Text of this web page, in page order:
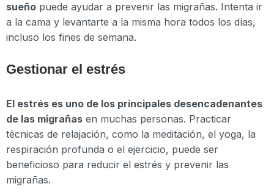
sueño puede ayudar a prevenir las migrañas. Intenta ir
a la cama y levantarte a la misma hora todos los días,
incluso los fines de semana.
Gestionar el estrés
El estrés es uno de los principales desencadenantes
de las migrañas en muchas personas. Practicar
técnicas de relajación, como la meditación, el yoga, la
respiración profunda o el ejercicio, puede ser
beneficioso para reducir el estrés y prevenir las
migrañas.